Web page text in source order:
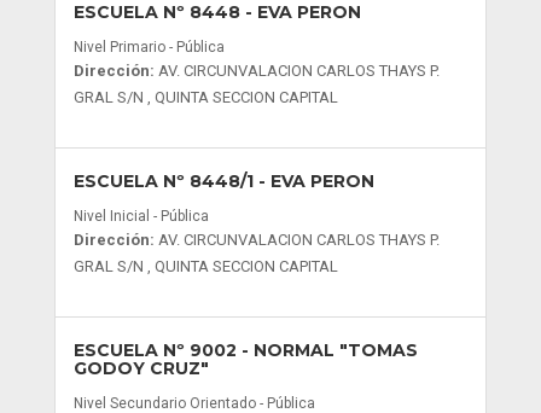
ESCUELA Nº 8448- EVA PERON
Nivel Primario - Pública
Dirección: AV. CIRCUNVALACION CARLOS THAYS P.
GRAL S/N , QUINTA SECCION CAPITAL
ESCUELA Nº 8448/1- EVA PERON
Nivel Inicial - Pública
Dirección: AV. CIRCUNVALACION CARLOS THAYS P.
GRAL S/N , QUINTA SECCION CAPITAL
ESCUELA Nº 9002 - NORMAL "TOMAS
GODOY CRUZ"
Nivel Secundario Orientado - Pública